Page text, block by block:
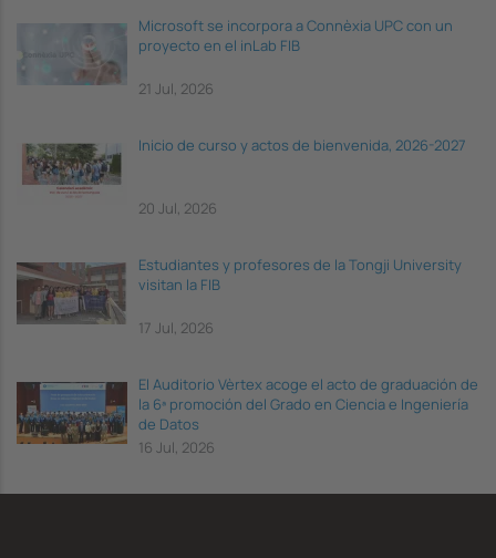
Microsoft se incorpora a Connèxia UPC con un
proyecto en el inLab FIB
21 Jul, 2026
Inicio de curso y actos de bienvenida, 2026-2027
20 Jul, 2026
Estudiantes y profesores de la Tongji University
visitan la FIB
17 Jul, 2026
El Auditorio Vèrtex acoge el acto de graduación de
la 6ª promoción del Grado en Ciencia e Ingeniería
de Datos
16 Jul, 2026